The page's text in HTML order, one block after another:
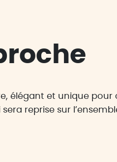
élégant et unique pour
reprise sur